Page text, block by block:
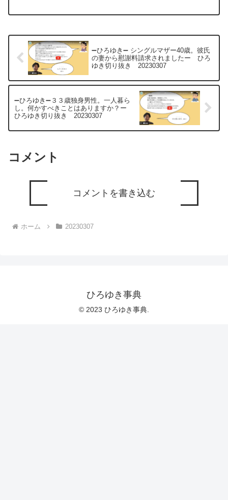
➖ひろゆき➖ シングルマザー40歳。彼氏
の妻から慰謝料請求されましたー ひろ
ゆき切り抜き 20230307
➖ひろゆき➖３３歳独身男性。一人暮ら
し。何かすべきことはありますか？ー
ひろゆき切り抜き 20230307
コメント
コメントを書き込む
ホーム 20230307
ひろゆき事典
© 2023 ひろゆき事典.